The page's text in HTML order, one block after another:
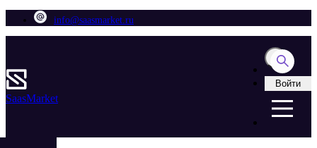
info@saasmarket.ru
SaasMarket
Войти